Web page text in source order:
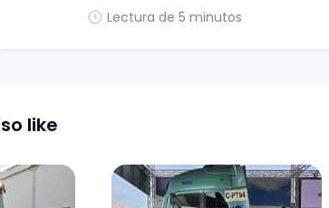
Lectura de 5 minutos
like